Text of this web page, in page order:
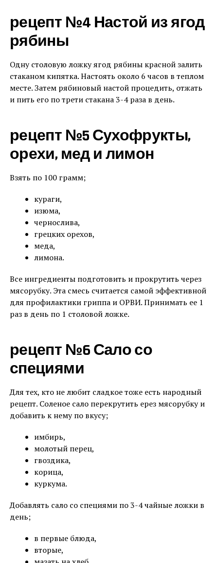
рецепт №4 Настой из ягод
рябины
Одну столовую ложку ягод рябины красной залить
стаканом кипятка. Настоять около 6 часов в теплом
месте. Затем рябиновый настой процедить, отжать
и пить его по трети стакана 3-4 раза в день.
рецепт №5 Сухофрукты,
орехи, мед и лимон
Взять по 100 грамм;
кураги,
изюма,
чернослива,
грецких орехов,
меда,
лимона.
Все ингредиенты подготовить и прокрутить через
мясорубку. Эта смесь считается самой эффективной
для профилактики гриппа и ОРВИ. Принимать ее 1
раз в день по 1 столовой ложке.
рецепт №6 Сало со
специями
Для тех, кто не любит сладкое тоже есть народный
рецепт. Соленое сало перекрутить ерез мясорубку и
добавить к нему по вкусу;
имбирь,
молотый перец,
гвоздика,
корица,
куркума.
Добавлять сало со специями по 3-4 чайные ложки в
день;
в первые блюда,
вторые,